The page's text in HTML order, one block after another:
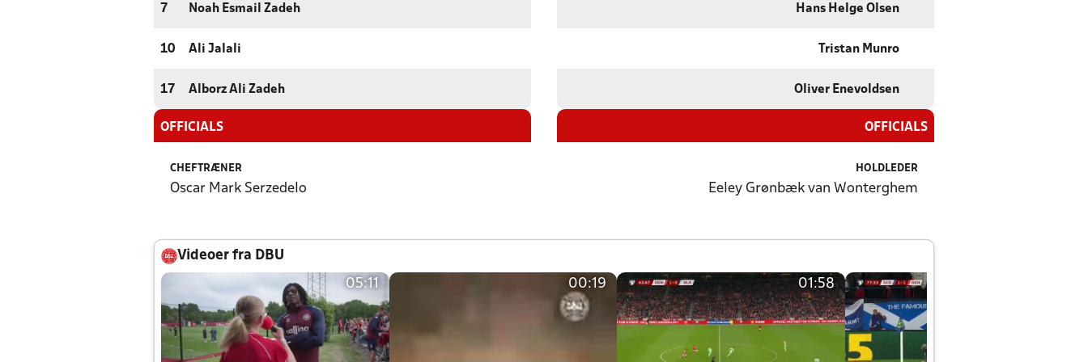
7 Noah Esmail Zadeh
10 Ali Jalali
17 Alborz Ali Zadeh
OFFICIALS
CHEFTRÆNER
Oscar Mark Serzedelo
Hans Helge Olsen
Tristan Munro
Oliver Enevoldsen
OFFICIALS
HOLDLEDER
Eeley Grønbæk van Wonterghem
Videoer fra DBU
05:11 00:19 01:58